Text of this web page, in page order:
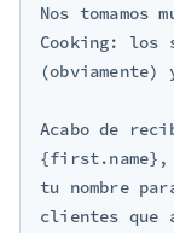
Nos tomamos
Cooking: los
Acabo de
{first.name},
tu nombre
clientes que